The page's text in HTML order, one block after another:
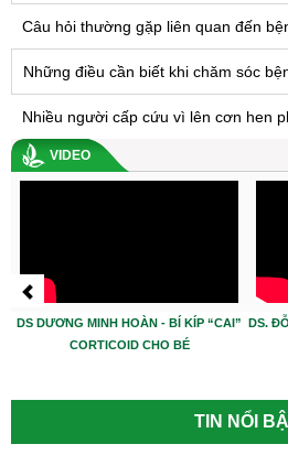
Câu hỏi thường gặp liên quan đến
Những điều cần biết khi chăm sóc
VIDEO
DS DƯƠNG MINH HOÀN - BÍ KÍP “CAI”
CORTICOID CHO BÉ
DS.
TIN NỔI